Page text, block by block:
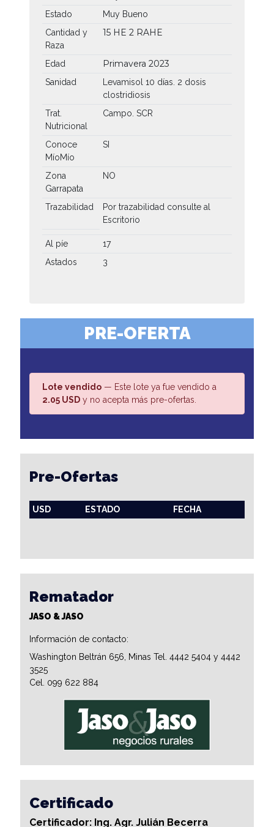
Estado
Muy Bueno
Cantidad y
Raza
15 HE 2 RAHE
Edad Primavera 2023
Sanidad
Levamisol 10 días. 2 dosis
clostridiosis
Trat.
Nutricional
Campo. SCR
Conoce
MíoMío
SI
Zona
Garrapata
NO
Trazabilidad
Por trazabilidad consulte al
Escritorio
Al píe
17
Astados
3
PRE-OFERTA
Lote vendido — Este lote ya fue vendido a
2.05 USD y no acepta más pre-ofertas.
Pre-Ofertas
USD ESTADO FECHA
Rematador
JASO & JASO
Información de contacto:
Washington Beltrán 656, Minas Tel. 4442 5404 y 4442
3525
Cel. 099 622 884
Certificado
Certificador: Ing. Agr. Julián Becerra